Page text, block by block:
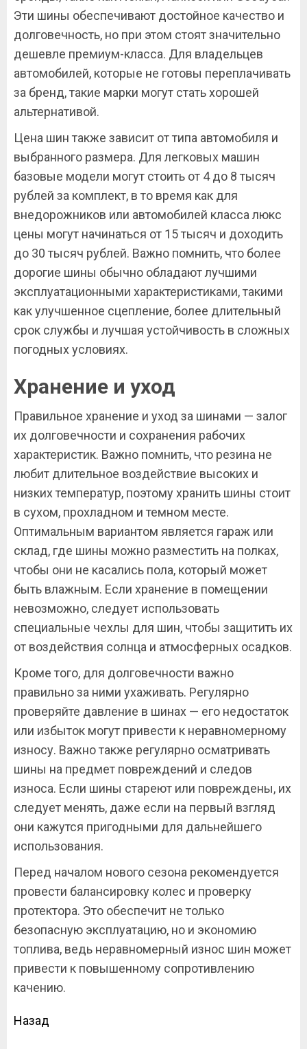
Эти шины обеспечивают достойное качество и
долговечность, но при этом стоят значительно
дешевле премиум-класса. Для владельцев
автомобилей, которые не готовы переплачивать
за бренд, такие марки могут стать хорошей
альтернативой.
Цена шин также зависит от типа автомобиля и
выбранного размера. Для легковых машин
базовые модели могут стоить от 4 до 8 тысяч
рублей за комплект, в то время как для
внедорожников или автомобилей класса люкс
цены могут начинаться от 15 тысяч и доходить
до 30 тысяч рублей. Важно помнить, что более
дорогие шины обычно обладают лучшими
эксплуатационными характеристиками, такими
как улучшенное сцепление, более длительный
срок службы и лучшая устойчивость в сложных
погодных условиях.
Хранение и уход
Правильное хранение и уход за шинами — залог
их долговечности и сохранения рабочих
характеристик. Важно помнить, что резина не
любит длительное воздействие высоких и
низких температур, поэтому хранить шины стоит
в сухом, прохладном и темном месте.
Оптимальным вариантом является гараж или
склад, где шины можно разместить на полках,
чтобы они не касались пола, который может
быть влажным. Если хранение в помещении
невозможно, следует использовать
специальные чехлы для шин, чтобы защитить их
от воздействия солнца и атмосферных осадков.
Кроме того, для долговечности важно
правильно за ними ухаживать. Регулярно
проверяйте давление в шинах — его недостаток
или избыток могут привести к неравномерному
износу. Важно также регулярно осматривать
шины на предмет повреждений и следов
износа. Если шины стареют или повреждены, их
следует менять, даже если на первый взгляд
они кажутся пригодными для дальнейшего
использования.
Перед началом нового сезона рекомендуется
провести балансировку колес и проверку
протектора. Это обеспечит не только
безопасную эксплуатацию, но и экономию
топлива, ведь неравномерный износ шин может
привести к повышенному сопротивлению
качению.
Продолжить
Назад